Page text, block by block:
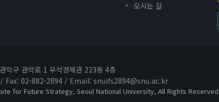
오시는 길
악구 관악로 1 우석경제관 223동 4층
Fax: 02-882-2894 / Email: snuifs2894@snu.ac.kr
for Future Strategy, Seoul National University, All Rights